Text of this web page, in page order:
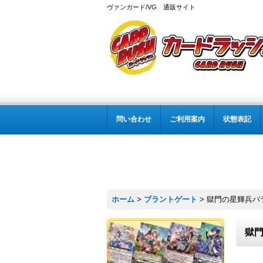
ヴァンガード/VG 通販サイト
問い合わせ ご利用案内 状態表記
ホーム > ブラントゲート > 獄門の星輝兵パ
獄